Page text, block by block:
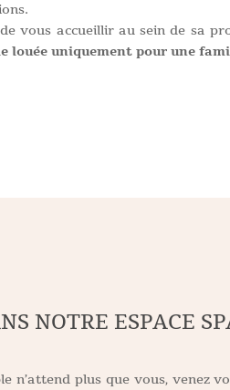
vous accueillir au sein de sa
louée uniquement pour une
NOTRE ESPACE
n’attend plus que vous, venez